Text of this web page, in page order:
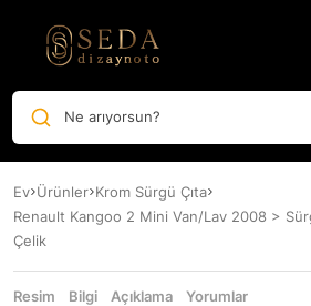
Ne arıyorsun?
Ev Ürünler Krom Sürgü Çıta
Renault Kangoo 2 Mini Van/Lav 2008 >
Çelik
Resim Bilgi Açıklama Yorumlar